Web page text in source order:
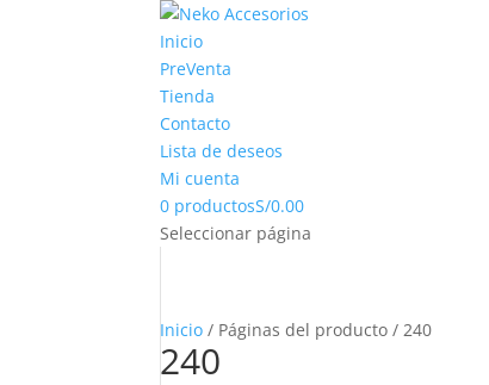
Inicio
PreVenta
Tienda
Contacto
Lista de deseos
Mi cuenta
0 productosS/0.00
Seleccionar página
Inicio / Páginas del producto / 240
240